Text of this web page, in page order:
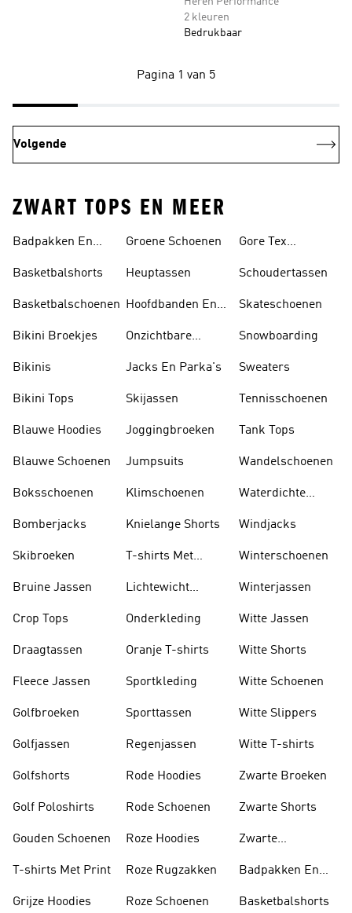
2 kleuren
Bedrukbaar
Pagina 1 van 5
Volgende
ZWART TOPS EN MEER
Badpakken En
Basketbalshorts
Basketbalschoenen
Bikini Broekjes
Bikinis
Bikini Tops
Blauwe Hoodies
Blauwe Schoenen
Boksschoenen
Bomberjacks
Skibroeken
Bruine Jassen
Crop Tops
Draagtassen
Fleece Jassen
Golfbroeken
Golfjassen
Golfshorts
Golf Poloshirts
Gouden Schoenen
T-shirts Met Print
Grijze Hoodies
Groene Schoenen
Heuptassen
Hoofdbanden En
Onzichtbare
Jacks En Parka's
Skijassen
Joggingbroeken
Jumpsuits
Klimschoenen
Knielange Shorts
T-shirts Met
Lichtewicht
Onderkleding
Oranje T-shirts
Sportkleding
Sporttassen
Regenjassen
Rode Hoodies
Rode Schoenen
Roze Hoodies
Roze Rugzakken
Roze Schoenen
Gore Tex
Schoudertassen
Skateschoenen
Snowboarding
Sweaters
Tennisschoenen
Tank Tops
Wandelschoenen
Waterdichte
Windjacks
Winterschoenen
Winterjassen
Witte Jassen
Witte Shorts
Witte Schoenen
Witte Slippers
Witte T-shirts
Zwarte Broeken
Zwarte Shorts
Zwarte
Badpakken En
Basketbalshorts